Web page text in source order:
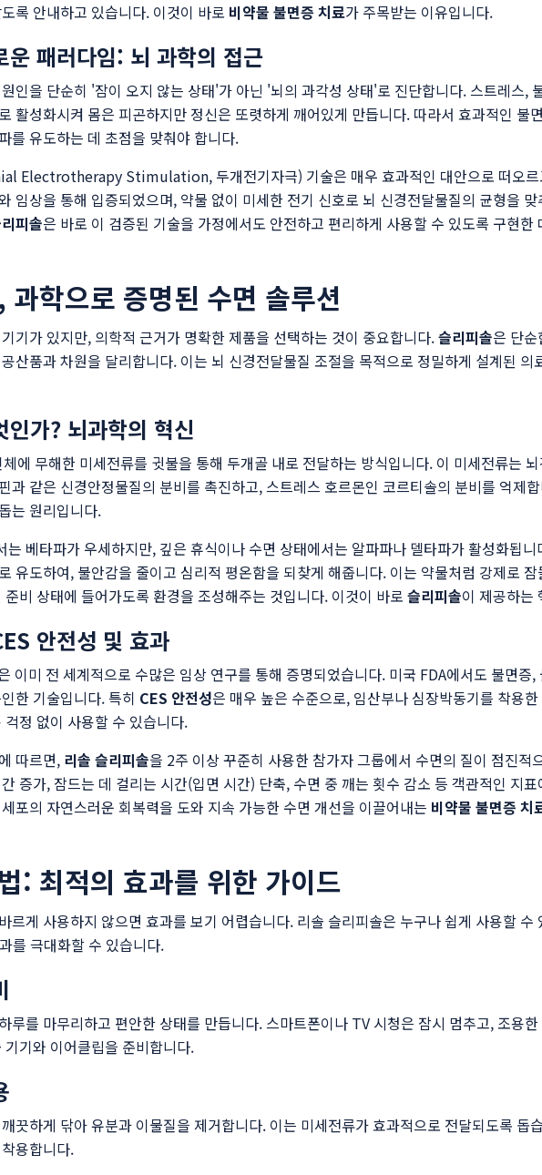
록 안내하고 있습니다. 이것이 바로 비약물 불면증 치료가 주목받는 이유입니다.
운 패러다임: 뇌 과학의 접근
인을 단순히 '잠이 오지 않는 상태'가 아닌 '뇌의 과각성 상태'로 진단합니다. 스트레스,
활성화시켜 몸은 피곤하지만 정신은 또렷하게 깨어있게 만듭니다. 따라서 효과적인 불
를 유도하는 데 초점을 맞춰야 합니다.
Electrotherapy Stimulation, 두개전기자극) 기술은 매우 효과적인 대안으로 떠오르
임상을 통해 입증되었으며, 약물 없이 미세한 전기 신호로 뇌 신경전달물질의 균형을
피솔은 바로 이 검증된 기술을 가정에서도 안전하고 편리하게 사용할 수 있도록 구현한
과학으로 증명된 수면 솔루션
기가 있지만, 의학적 근거가 명확한 제품을 선택하는 것이 중요합니다.슬리피솔은 단
산품과 차원을 달리합니다. 이는 뇌 신경전달물질 조절을 목적으로 정밀하게 설계된 의
인가? 뇌과학의 혁신
에 무해한 미세전류를 귓불을 통해 두개골 내로 전달하는 방식입니다. 이 미세전류는
과 같은 신경안정물질의 분비를 촉진하고, 스트레스 호르몬인 코르티솔의 분비를 억제
는 원리입니다.
는 베타파가 우세하지만, 깊은 휴식이나 수면 상태에서는 알파파나 델타파가 활성화됩니
유도하여, 불안감을 줄이고 심리적 평온함을 되찾게 해줍니다. 이는 약물처럼 강제로
비 상태에 들어가도록 환경을 조성해주는 것입니다. 이것이 바로 슬리피솔이 제공하는
안전성 및 효과
이미 전 세계적으로 수많은 임상 연구를 통해 증명되었습니다. 미국 FDA에서도 불면증,
한 기술입니다. 특히 CES 안전성은 매우 높은 수준으로, 임산부나 심장박동기를 착용
정 없이 사용할 수 있습니다.
따르면, 리솔 슬리피솔을 2주 이상 꾸준히 사용한 참가자 그룹에서 수면의 질이 점진적
증가, 잠드는 데 걸리는 시간(입면 시간) 단축, 수면 중 깨는 횟수 감소 등 객관적인 지
포의 자연스러운 회복력을 도와 지속 가능한 수면 개선을 이끌어내는 비약물 불면증 치
: 최적의 효과를 위한 가이드
르게 사용하지 않으면 효과를 보기 어렵습니다. 리솔 슬리피솔은 누구나 쉽게 사용할 수
를 극대화할 수 있습니다.
루를 마무리하고 편안한 상태를 만듭니다. 스마트폰이나 TV 시청은 잠시 멈추고, 조용
기와 이어클립을 준비합니다.
끗하게 닦아 유분과 이물질을 제거합니다. 이는 미세전류가 효과적으로 전달되도록 돕
용합니다.